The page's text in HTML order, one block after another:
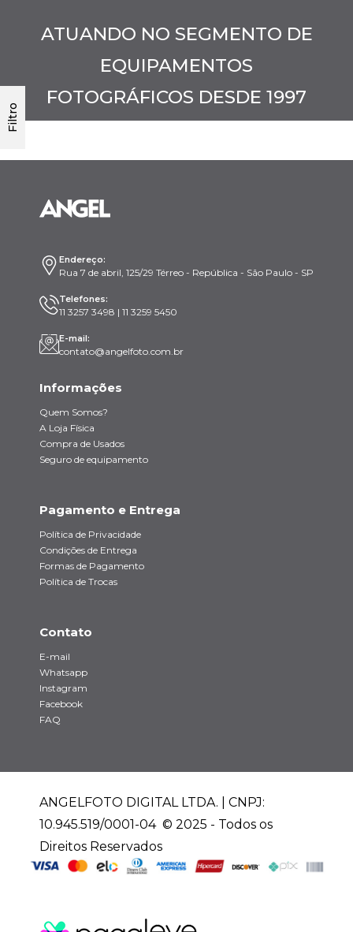
Filtro
ATUANDO NO SEGMENTO DE
EQUIPAMENTOS
FOTOGRÁFICOS DESDE 1997
Endereço:
Rua 7 de abril, 125/29 Térreo - República - São Paulo - SP
Telefones:
11 3257 3498 | 11 3259 5450
E-mail:
contato@angelfoto.com.br
Informações
Quem Somos?
A Loja Física
Compra de Usados
Seguro de equipamento
Pagamento e Entrega
Política de Privacidade
Condições de Entrega
Formas de Pagamento
Política de Trocas
Contato
E-mail
Whatsapp
Instagram
Facebook
FAQ
ANGELFOTO DIGITAL LTDA. | CNPJ:
10.945.519/0001-04 © 2025 - Todos os
Direitos Reservados